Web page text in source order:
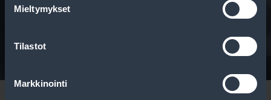
Mieltymykset
Tilastot
Markkinointi
Tavallisen ihmisen tietoa merkinnöistä, renkaista ja